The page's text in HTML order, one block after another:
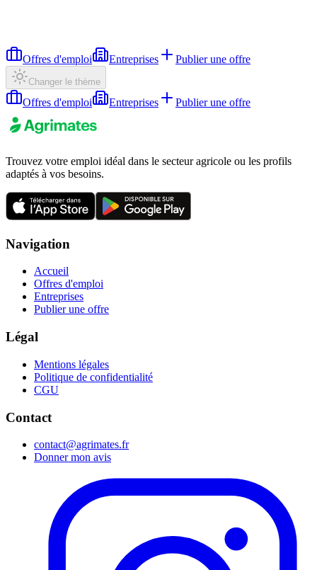
Offres d'emploi Entreprises Publier une offre
Changer le thème
Offres d'emploi Entreprises Publier une offre
Trouvez votre emploi idéal dans le secteur agricole ou les profils
adaptés à vos besoins.
Navigation
Accueil
Offres d'emploi
Entreprises
Publier une offre
Légal
Mentions légales
Politique de confidentialité
CGU
Contact
contact@agrimates.fr
Donner mon avis